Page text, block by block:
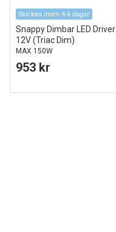
Skickas inom 4-6 dagar
Snappy Dimbar LED Driver
12V (Triac Dim)
MAX 150W
953 kr